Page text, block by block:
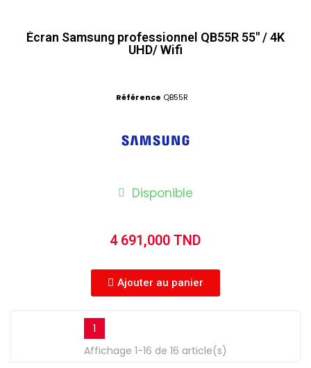
Écran Samsung professionnel QB55R 55" / 4K
UHD/ Wifi
Référence QB55R
Disponible
4 691,000 TND
Ajouter au panier
1
Affichage 1-16 de 16 article(s)